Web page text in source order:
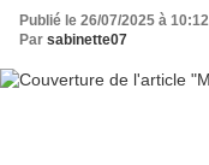
Publié le 26/07/2025 à 10:12
Par sabinette07